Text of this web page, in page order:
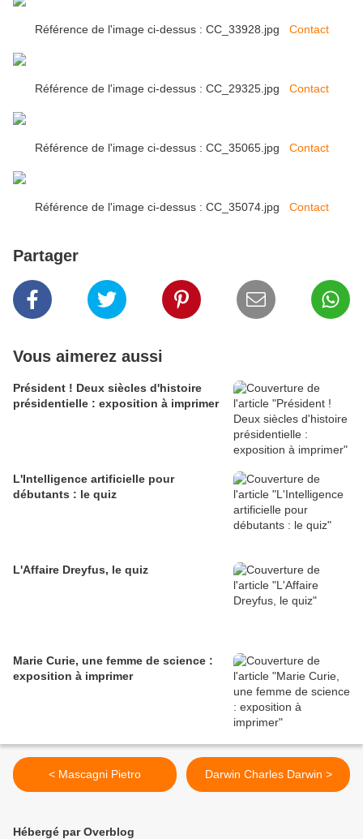
Référence de l'image ci-dessus : CC_33928.jpg Contact
Référence de l'image ci-dessus : CC_29325.jpg Contact
Référence de l'image ci-dessus : CC_35065.jpg Contact
Référence de l'image ci-dessus : CC_35074.jpg Contact
Partager
Vous aimerez aussi
Président ! Deux siècles d'histoire
présidentielle : exposition à imprimer
L'Intelligence artificielle pour
débutants : le quiz
L'Affaire Dreyfus, le quiz
Marie Curie, une femme de science :
exposition à imprimer
< Mascagni Pietro Darwin Charles Darwin >
Hébergé par Overblog